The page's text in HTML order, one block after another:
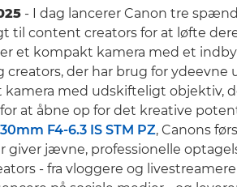
- I dag lancerer Canon tre
til content creators for at løfte
er et kompakt kamera med et
der har brug for ydeevne
kamera med udskifteligt objektiv,
at åbne op for det kreative
F4-6.3 IS STM PZ, Canons
jævne, professionelle
- fra vloggere og livestreamere